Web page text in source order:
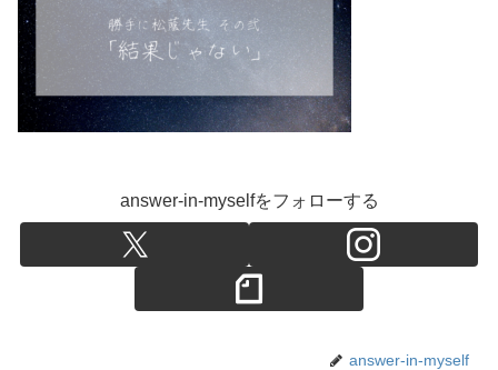
answer-in-myselfをフォローする
answer-in-myself